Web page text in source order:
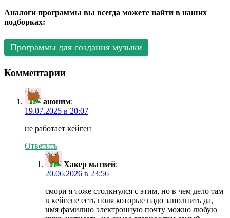
Аналоги программы вы всегда можете найти в наших
подборках:
Программы для создания музыки
Комментарии
аноним:
19.07.2025 в 20:07
не работает кейген
Ответить
Хакер матвей:
20.06.2026 в 23:56
смори я тоже столкнулся с этим, но в чем дело там
в кейгене есть поля которые надо заполнить да,
имя фамилию электронную почту можно любую